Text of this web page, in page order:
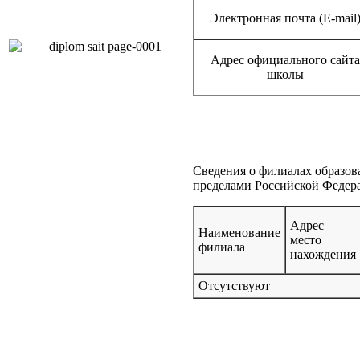
Электронная почта (E-
Адрес официального сайта
школы
Сведения о филиалах
пределами Российской
Наименование
филиала
Адрес
место
нахождения
Отсутствуют